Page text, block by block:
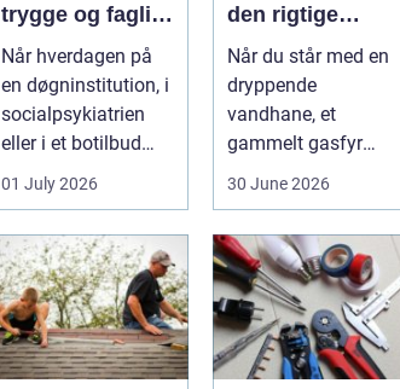
trygge og fagligt
stærke
løsninger
Når hverdagen på
en døgninstitution, i
socialpsykiatrien
eller i et botilbud
pludselig ændrer
sig, k...
01 July 2026
den rigtige
installatør
Når du står med en
dryppende
vandhane, et
gammelt gasfyr
val...
30 June 2026